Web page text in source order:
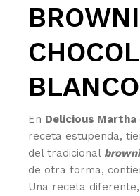
BLANCO
En Delicious Martha
receta estupenda,
del tradicional
de otra forma,
Una receta